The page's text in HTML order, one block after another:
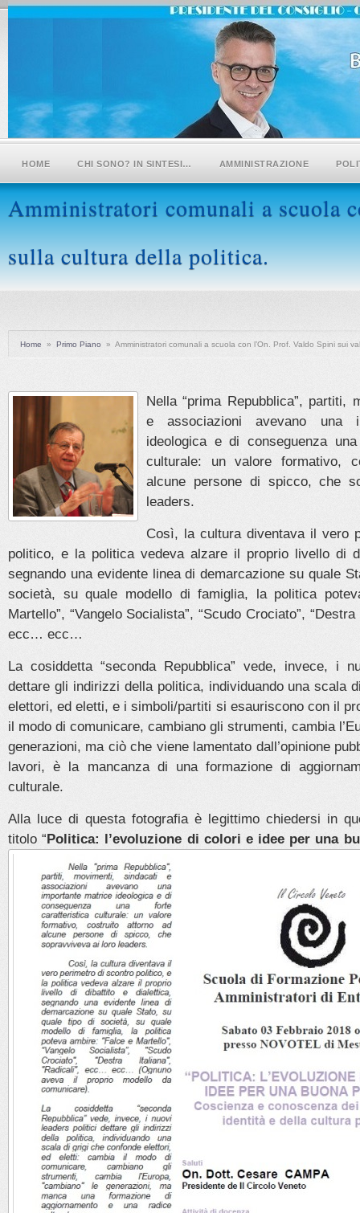
HOME CHI SONO? IN SINTESI… AMMINISTRAZIONE
Amministratori comunali a scuola
sulla cultura della politica.
Home » Primo Piano » Amministratori comunali a scuola con l’On. Prof. Valdo Spini sui
Nella “prima Repubblica”, partiti,
e associazioni avevano una
ideologica e di conseguenza
culturale: un valore formativo,
alcune persone di spicco, che
leaders.
Così, la cultura diventava il vero
politico, e la politica vedeva alzare il proprio livello di
segnando una evidente linea di demarcazione su quale
società, su quale modello di famiglia, la politica
Martello”, “Vangelo Socialista”, “Scudo Crociato”, “Destra
ecc… ecc…
La cosiddetta “seconda Repubblica” vede, invece, i
dettare gli indirizzi della politica, individuando una scala
elettori, ed eletti, e i simboli/partiti si esauriscono con il
il modo di comunicare, cambiano gli strumenti, cambia
generazioni, ma ciò che viene lamentato dall’opinione
lavori, è la mancanza di una formazione di
culturale.
Alla luce di questa fotografia è legittimo chiedersi in
titolo “Politica: l’evoluzione di colori e idee per una